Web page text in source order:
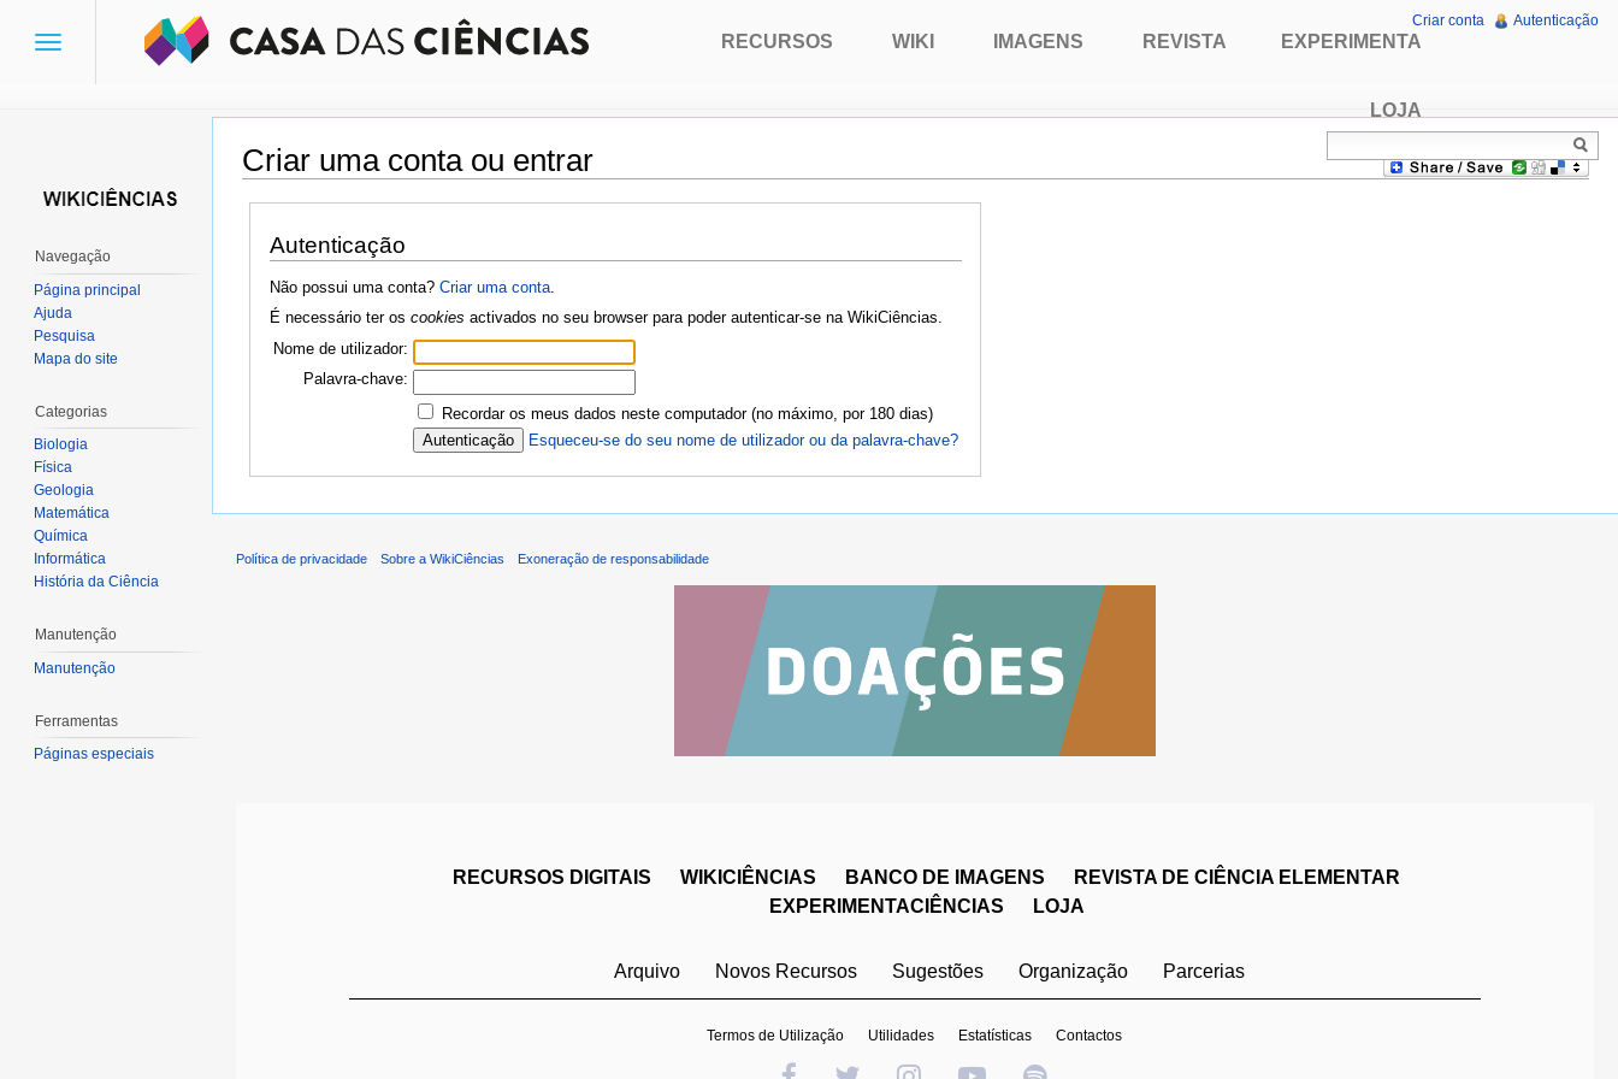
Criar uma conta ou entrar
Ir para:navegação,pesquisa
Autenticação
Não possui uma conta? Criar uma conta.
É necessário ter os cookies activados no seu browser para poder autenticar-se na WikiCiências.
Nome de utilizador:
Palavra-chave:
Recordar os meus dados neste computador (no máximo, por 180 dias)
Esqueceu-se do seu nome de utilizador ou da palavra-chave?
Toggle
RECURSOS WIKI IMAGENS REVISTA EXPERIMENTA
LOJA
Criar conta Autenticação
Navegação
Página principal
Ajuda
Pesquisa
Mapa do site
Categorias
Biologia
Física
Geologia
Matemática
Química
Informática
História da Ciência
Manutenção
Manutenção
Ferramentas
Páginas especiais
Política de privacidade Sobre a WikiCiências Exoneração de responsabilidade
RECURSOS DIGITAIS WIKICIÊNCIAS BANCO DE IMAGENS
REVISTA DE CIÊNCIA ELEMENTAR
EXPERIMENTACIÊNCIAS
LOJA
Arquivo Novos Recursos Sugestões Organização Parcerias
Termos de Utilização Utilidades Estatísticas Contactos